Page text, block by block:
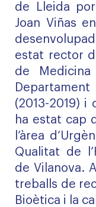
de Lleida
Joan Viñas
estat rector
de Medicina
(2013-2019) i
ha estat cap
l’àrea
Qualitat de
de Vilanova.
treballs de
Bioètica i la